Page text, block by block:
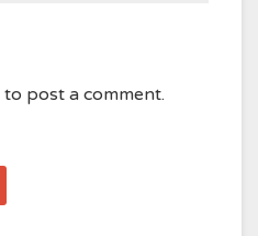
to post a comment.